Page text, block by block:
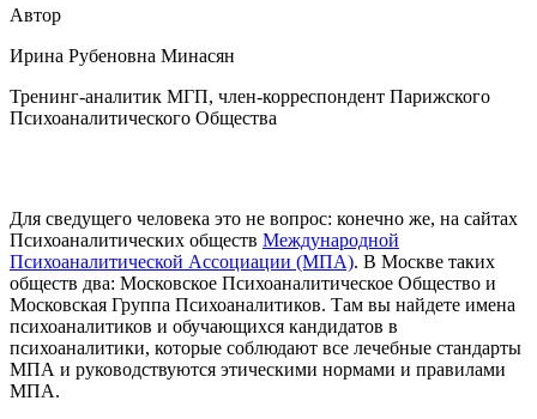
Автор
Ирина Рубеновна Минасян
Тренинг-аналитик МГП, член-корреспондент Парижского
Психоаналитического Общества
Для сведущего человека это не вопрос: конечно же, на сайтах
Психоаналитических обществ Международной
Психоаналитической Ассоциации (МПА). В Москве таких
обществ два: Московское Психоаналитическое Общество и
Московская Группа Психоаналитиков. Там вы найдете имена
психоаналитиков и обучающихся кандидатов в
психоаналитики, которые соблюдают все лечебные стандарты
МПА и руководствуются этическими нормами и правилами
МПА.